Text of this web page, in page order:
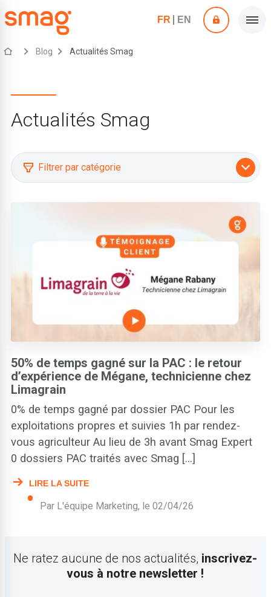
FR EN
Blog Actualités Smag
Actualités Smag
Filtrer par catégorie
Agriculture durable et certifications
Entreprises de travaux agricoles (ETA)
Exploitants agricoles
Guides agricoles et livres blancs gratuits
Organisations agricoles
Semenciers et agro-industriels
Témoignages
Traçabilité et HVE
50% de temps gagné sur la PAC : le retour
d’expérience de Mégane, technicienne chez
Limagrain
0% de temps gagné par dossier PAC Pour les
exploitations propres et suivies 1h par rendez-
vous agriculteur Au lieu de 3h avant Smag Expert
0 dossiers PAC traités avec Smag [...]
LIRE LA SUITE
Par L'équipe Marketing, le02/04/26
Ne ratez aucune de nos actualités, inscrivez-
vous à notre newsletter !